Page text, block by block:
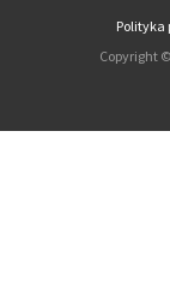
Polityka
Copyright